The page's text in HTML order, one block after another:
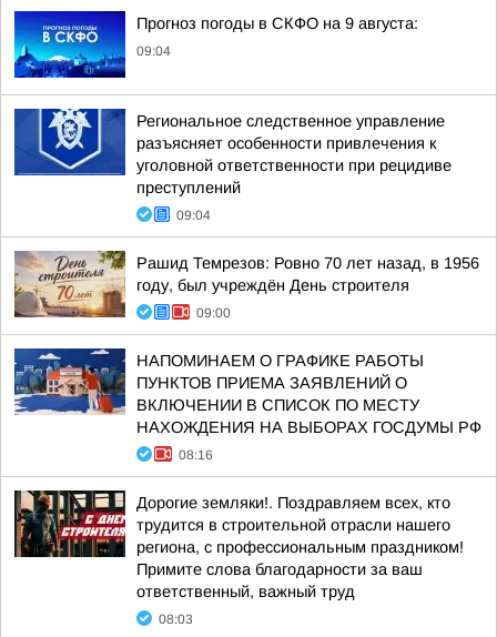
Прогноз погоды в СКФО на 9 августа:
09:04
Региональное следственное управление
разъясняет особенности привлечения к
уголовной ответственности при рецидиве
преступлений
09:04
Рашид Темрезов: Ровно 70 лет назад, в 1956
году, был учреждён День строителя
09:00
НАПОМИНАЕМ О ГРАФИКЕ РАБОТЫ
ПУНКТОВ ПРИЕМА ЗАЯВЛЕНИЙ О
ВКЛЮЧЕНИИ В СПИСОК ПО МЕСТУ
НАХОЖДЕНИЯ НА ВЫБОРАХ ГОСДУМЫ РФ
08:16
Дорогие земляки!. Поздравляем всех, кто
трудится в строительной отрасли нашего
региона, с профессиональным праздником!
Примите слова благодарности за ваш
ответственный, важный труд
08:03